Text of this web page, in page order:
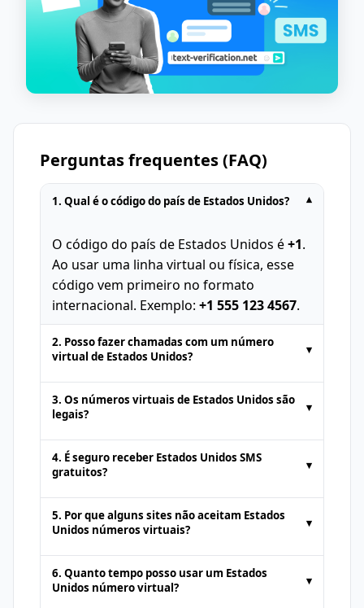
Perguntas frequentes (FAQ)
1. Qual é o código do país de Estados Unidos? ▾
O código do país de Estados Unidos é+1.
Ao usar uma linha virtual ou física, esse
código vem primeiro no formato
internacional. Exemplo: +1 555 123 4567.
2. Posso fazer chamadas com um número
virtual de Estados Unidos?
▾
Os números temporários fornecidos por
plataformas de SMS online geralmente
Chamadas de voz ou envio padrão de
SMS não são suportados. Alguns serviços
premium podem oferecer suporte a
chamadas por um custo adicional.
3. Os números virtuais de Estados Unidos são
legais?
▾
Sim. Os números virtuais de Estados
Unidos são totalmente legais para ações
autenticação. No entanto, não devem ser
usados para atividades ilegais. Os
usuários devem cumprir os termos de
uso da plataforma.
4. É seguro receber Estados Unidos SMS
gratuitos?
▾
É seguro obter SMS gratuitos online
plataformas confiáveis. No entanto, como
por qualquer pessoa, evite receber
informações sensíveis ou privadas por
5. Por que alguns sites não aceitam Estados
Unidos números virtuais?
▾
Alguns sites bloqueiam números de
plataformas deSMS online
para prevenir
6. Quanto tempo posso usar um Estados
Unidos número virtual?
▾